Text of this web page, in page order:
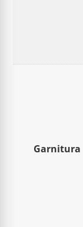
Garnitura